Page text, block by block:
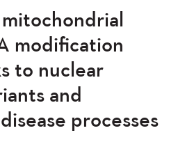
modification
to nuclear
and
processes